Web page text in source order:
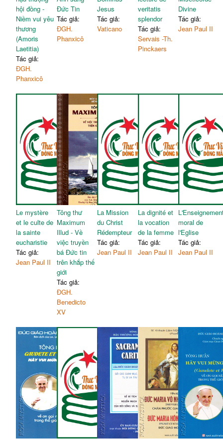
hội đồng -
Niềm vui yêu
thương
(Amoris
Laetitia)
Tác giả:
ĐGH.
Phanxicô
Đức Tin
Tác giả:
ĐGH.
Phanxicô
Jesus
Tác giả:
Vaticano
veritatis
splendor
Tác giả:
Servais -Th.
Pinckaers
Divine
Tác giả:
Jean Paul II
Le mystère
et le culte de
la sainte
eucharistie
Tác giả:
Jean Paul II
Tông thư
Maximum
Illud - Về
việc truyền
bá Đức tin
trên khắp thế
giới
Tác giả:
ĐGH.
Benedicto
XV
La Mission
du Christ
Rédempteur
Tác giả:
Jean Paul II
La dignité et
la vocation
de la femme
Tác giả:
Jean Paul II
moral de
l'Eglise
Tác giả:
Jean Paul II